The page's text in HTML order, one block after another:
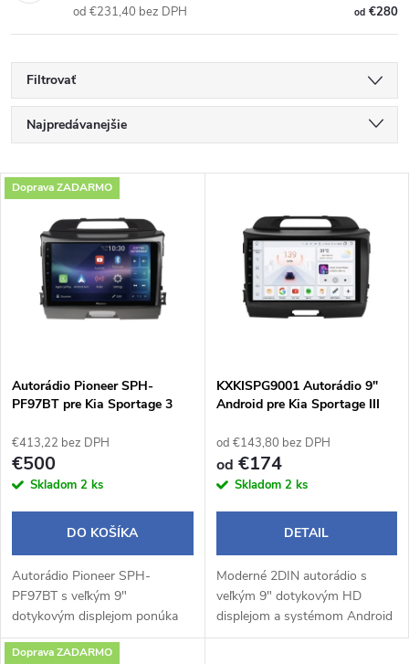
od€280
od €231,40 bez DPH
Filtrovať
R
a
e
p
r
d
u
Najpredávanejšie
Najdrahšie
Abecedne
V
s
p
r
o
d
u
k
Doprava ZADARMO
Autorádio Pioneer SPH-
PF97BT pre Kia Sportage 3
€413,22 bez DPH
€500
Skladom 2 ks
DO KOŠÍKA
Autorádio Pioneer SPH-
PF97BT s veľkým 9"
dotykovým displejom ponúka
modernú výbavu vrátane
bezdrôtového Apple CarPlay a
KXKISPG9001 Autorádio 9"
Android pre Kia Sportage III
od €143,80 bez DPH
od €174
Skladom 2 ks
DETAIL
Moderné 2DIN autorádio s
veľkým 9" dotykovým HD
displejom a systémom Android
14 prináša pohodlné a
Doprava ZADARMO